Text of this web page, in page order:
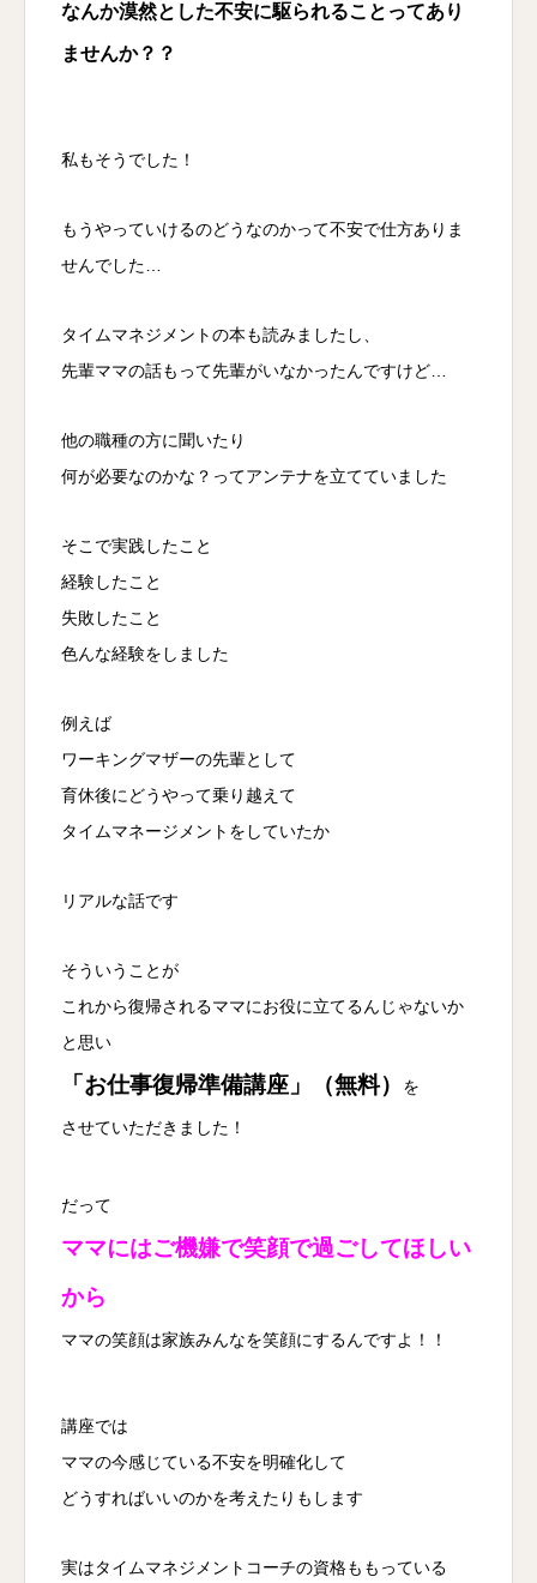
なんか漠然とした不安に駆られることってあり
ませんか？？
私もそうでした！
もうやっていけるのどうなのかって不安で仕方ありま
せんでした…
タイムマネジメントの本も読みましたし、
先輩ママの話もって先輩がいなかったんですけど…
他の職種の方に聞いたり
何が必要なのかな？ってアンテナを立てていました
そこで実践したこと
経験したこと
失敗したこと
色んな経験をしました
例えば
ワーキングマザーの先輩として
育休後にどうやって乗り越えて
タイムマネージメントをしていたか
リアルな話です
そういうことが
これから復帰されるママにお役に立てるんじゃないか
と思い
「お仕事復帰準備講座」（無料） を
させていただきました！
だって
ママにはご機嫌で笑顔で過ごしてほしい
から
ママの笑顔は家族みんなを笑顔にするんですよ！！
講座では
ママの今感じている不安を明確化して
どうすればいいのかを考えたりもします
実はタイムマネジメントコーチの資格ももっている